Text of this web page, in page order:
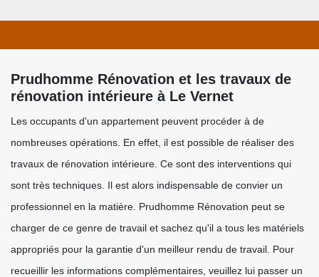
Prudhomme Rénovation et les travaux de
rénovation intérieure à Le Vernet
Les occupants d'un appartement peuvent procéder à de
nombreuses opérations. En effet, il est possible de réaliser des
travaux de rénovation intérieure. Ce sont des interventions qui
sont très techniques. Il est alors indispensable de convier un
professionnel en la matière. Prudhomme Rénovation peut se
charger de ce genre de travail et sachez qu'il a tous les matériels
appropriés pour la garantie d'un meilleur rendu de travail. Pour
recueillir les informations complémentaires, veuillez lui passer un